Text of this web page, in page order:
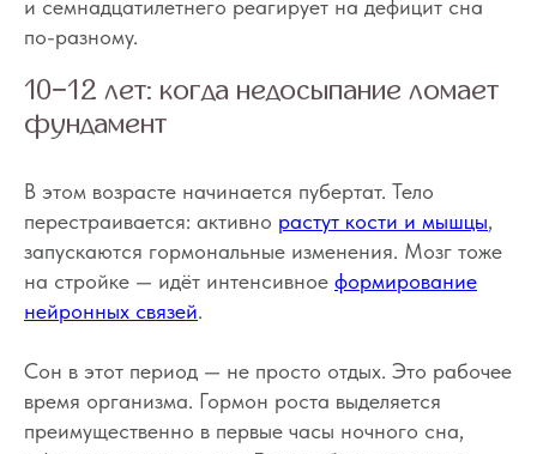
и семнадцатилетнего реагирует на дефицит сна
по-разному.
10−12 лет: когда недосыпание ломает
фундамент
В этом возрасте начинается пубертат. Тело
перестраивается: активно растут кости и мышцы,
запускаются гормональные изменения. Мозг тоже
на стройке — идёт интенсивное формирование
нейронных связей.
Сон в этот период — не просто отдых. Это рабочее
время организма. Гормон роста выделяется
преимущественно в первые часы ночного сна,